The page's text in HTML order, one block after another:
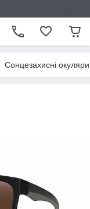
Сонцезахисні